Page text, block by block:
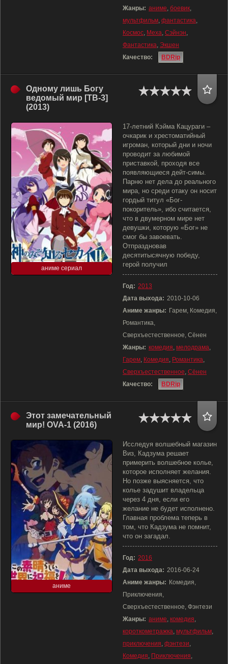
Жанры: аниме, боевик,
мультфильм, фантастика,
Космос, Меха, Сэйнэн,
Фантастика, Экшен
Качество:
BDRip
Одному лишь Богу
ведомый мир [ТВ-3]
(2013)
аниме сериал
17-летний Кэйма Кацураги –
очкарик и хрестоматийный
игроман, который дни и ночи
проводит за любимой
приставкой, проходя все
появляющиеся дейт-симы.
Парню нет дела до реального
мира, но среди отаку он носит
гордый титул «Бог-
покоритель», ибо считается,
что в двумерном мире нет
девушки, которую «Бог» не
смог бы завоевать.
Отпраздновав
десятитысячную победу,
герой получил
Год: 2013
Дата выхода: 2010-10-06
Аниме жанры: Гарем, Комедия,
Романтика,
Сверхъестественное, Сёнен
Жанры: комедия, мелодрама,
Гарем, Комедия, Романтика,
Сверхъестественное, Сёнен
Качество:
BDRip
Этот замечательный
мир! OVA-1 (2016)
аниме
Исследуя волшебный магазин
Виз, Кадзума решает
примерить волшебное колье,
которое исполняет желания.
Но позже выясняется, что
колье задушит владельца
через 4 дня, если его
желание не будет исполнено.
Главная проблема теперь в
том, что Кадзума не помнит,
что он загадал.
Год: 2016
Дата выхода: 2016-06-24
Аниме жанры: Комедия,
Приключения,
Сверхъестественное, Фэнтези
Жанры: аниме, комедия,
короткометражка, мультфильм,
приключения, фэнтези,
Комедия, Приключения,